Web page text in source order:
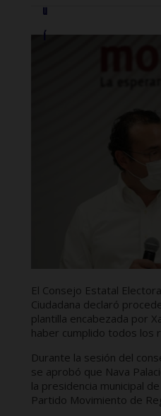
u
í
El Consejo Estatal
Ciudadana declaró
plantilla encabezada por
haber cumplido todos los
Durante la sesión del
se aprobó que Nava
la presidencia municipal
Partido Movimiento de